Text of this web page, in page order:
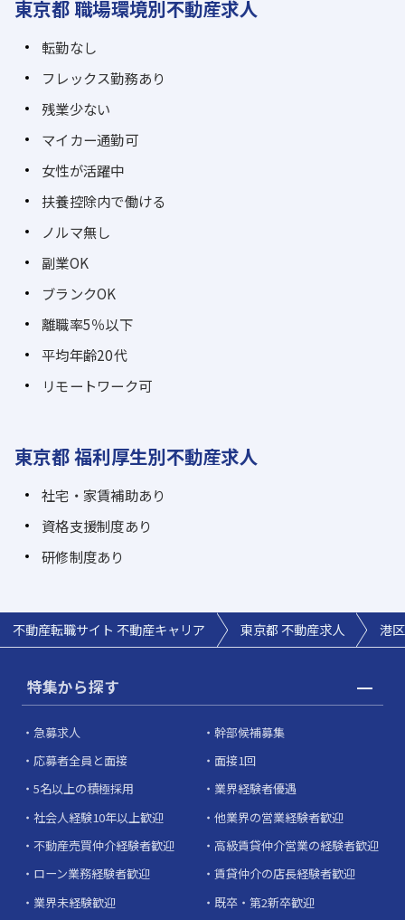
東京都 職場環境別不動産求人
転勤なし
フレックス勤務あり
残業少ない
マイカー通勤可
女性が活躍中
扶養控除内で働ける
ノルマ無し
副業OK
ブランクOK
離職率5％以下
平均年齢20代
リモートワーク可
東京都 福利厚生別不動産求人
社宅・家賃補助あり
資格支援制度あり
研修制度あり
不動産転職サイト 不動産キャリア 東京都 不動産求人 港
特集から探す
急募求人
幹部候補募集
応募者全員と面接
面接1回
5名以上の積極採用
業界経験者優遇
社会人経験10年以上歓迎
他業界の営業経験者歓迎
不動産売買仲介経験者歓迎
高級賃貸仲介営業の経験者歓迎
ローン業務経験者歓迎
賃貸仲介の店長経験者歓迎
業界未経験歓迎
既卒・第2新卒歓迎